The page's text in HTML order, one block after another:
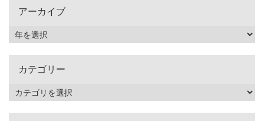
アーカイブ
カテゴリー